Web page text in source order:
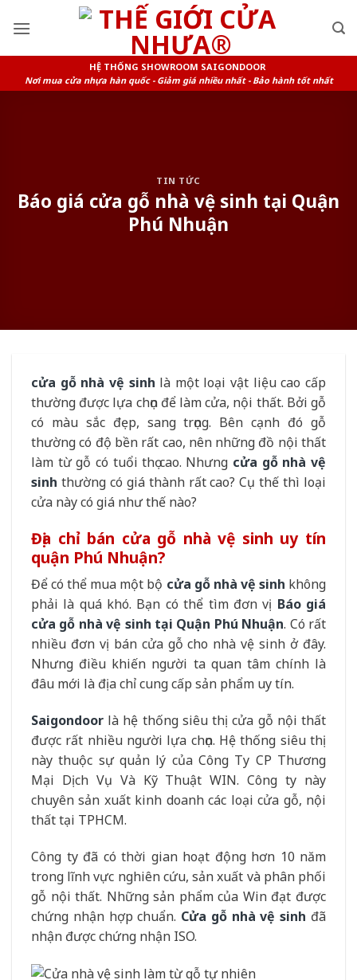
HỆ THỐNG SHOWROOM SAIGONDOOR
Nơi mua cửa nhựa hàn quốc - Giảm giá nhiều nhất - Bảo hành tốt nhất
TIN TỨC
Báo giá cửa gỗ nhà vệ sinh tại Quận
Phú Nhuận
cửa gỗ nhà vệ sinh là một loại vật liệu cao cấp
thường được lựa chọn để làm cửa, nội thất. Bởi gỗ
có màu sắc đẹp, sang trọng. Bên cạnh đó gỗ
thường có độ bền rất cao, nên những đồ nội thất
làm từ gỗ có tuổi thọ cao. Nhưng cửa gỗ nhà vệ
sinh thường có giá thành rất cao? Cụ thế thì loại
cửa này có giá như thế nào?
Địa chỉ bán cửa gỗ nhà vệ sinh uy tín
quận Phú Nhuận?
Để có thể mua một bộ cửa gỗ nhà vệ sinh không
phải là quá khó. Bạn có thể tìm đơn vị Báo giá
cửa gỗ nhà vệ sinh tại Quận Phú Nhuận. Có rất
nhiều đơn vị bán cửa gỗ cho nhà vệ sinh ở đây.
Nhưng điều khiến người ta quan tâm chính là
đâu mới là địa chỉ cung cấp sản phẩm uy tín.
Saigondoor là hệ thống siêu thị cửa gỗ nội thất
được rất nhiều người lựa chọn. Hệ thống siêu thị
này thuộc sự quản lý của Công Ty CP Thương
Mại Dịch Vụ Và Kỹ Thuật WIN. Công ty này
chuyên sản xuất kinh doanh các loại cửa gỗ, nội
thất tại TPHCM.
Công ty đã có thời gian hoạt động hơn 10 năm
trong lĩnh vực nghiên cứu, sản xuất và phân phối
gỗ nội thất. Những sản phẩm của Win đạt được
chứng nhận hợp chuẩn. Cửa gỗ nhà vệ sinh đã
nhận được chứng nhận ISO.